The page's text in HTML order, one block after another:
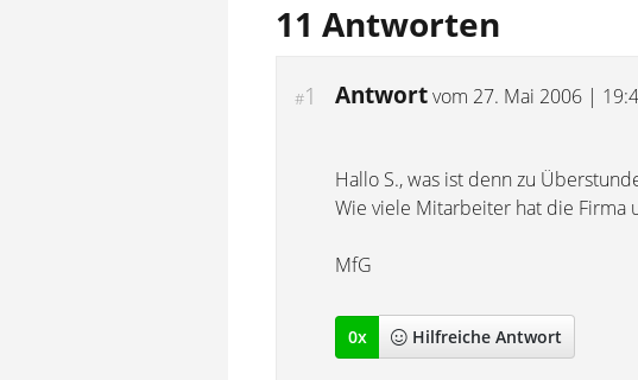
11 Antworten
#1 Antwortvom 27. Mai 2006 |
Hallo S., was ist denn zu
Wie viele Mitarbeiter hat die Firma
MfG
0x Hilfreiche Antwort